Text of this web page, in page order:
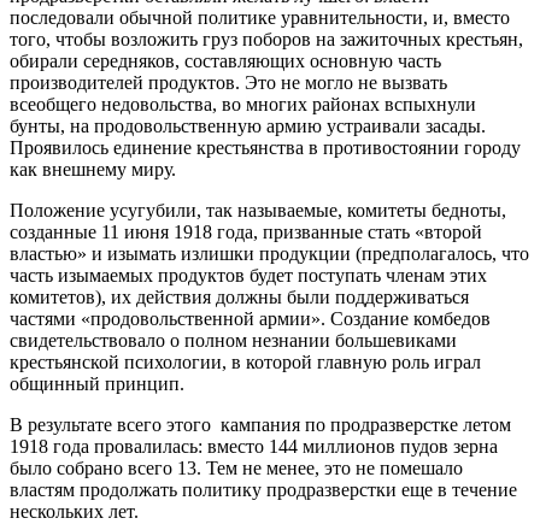
последовали обычной политике уравнительности, и, вместо
того, чтобы возложить груз поборов на зажиточных крестьян,
обирали середняков, составляющих основную часть
производителей продуктов. Это не могло не вызвать
всеобщего недовольства, во многих районах вспыхнули
бунты, на продовольственную армию устраивали засады.
Проявилось единение крестьянства в противостоянии городу
как внешнему миру.
Положение усугубили, так называемые, комитеты бедноты,
созданные 11 июня 1918 года, призванные стать «второй
властью» и изымать излишки продукции (предполагалось, что
часть изымаемых продуктов будет поступать членам этих
комитетов), их действия должны были поддерживаться
частями «продовольственной армии». Создание комбедов
свидетельствовало о полном незнании большевиками
крестьянской психологии, в которой главную роль играл
общинный принцип.
В результате всего этого кампания по продразверстке летом
1918 года провалилась: вместо 144 миллионов пудов зерна
было собрано всего 13. Тем не менее, это не помешало
властям продолжать политику продразверстки еще в течение
нескольких лет.